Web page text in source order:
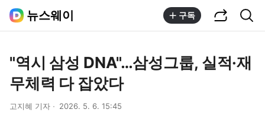
뉴스웨이 구독
"역시 삼성 DNA"…삼성그룹, 실적·재
무체력 다 잡았다
고지혜 기자 2026. 5. 6. 15:45